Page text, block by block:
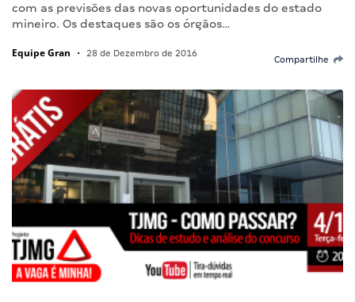
com as previsões das novas oportunidades do estado
mineiro. Os destaques são os órgãos…
Equipe Gran • 28 de Dezembro de 2016
Compartilhe